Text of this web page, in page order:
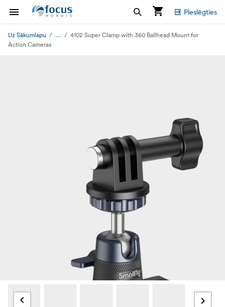
Pieslēgties
Uz Sākumlapu ...
4102 Super Clamp with 360 Ballhead Mount for
Action Cameras